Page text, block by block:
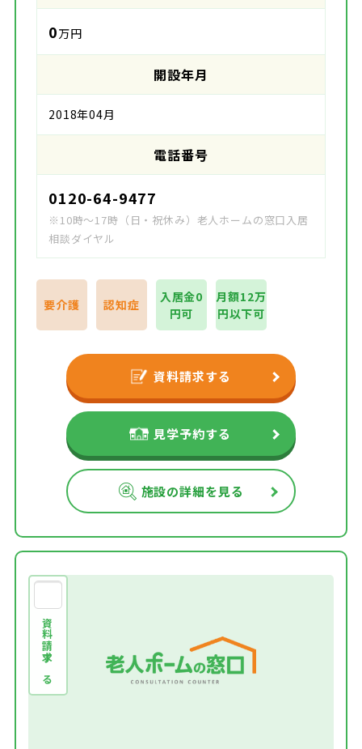
0万円
開設年月
2018年04月
電話番号
0120-64-9477
※10時～17時（日・祝休み）老人ホームの窓口入居
相談ダイヤル
要介護 認知症
入居金0
円可
月額12万
円以下可
資料請求する
見学予約する
施設の詳細を見る
資料請求する